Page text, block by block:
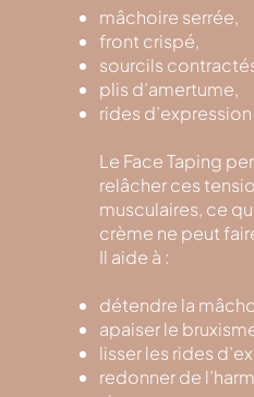
mâchoire serrée,
front crispé,
sourcils
plis d’amertume,
rides
Le Face Taping
relâcher ces
musculaires, ce
crème ne peut
Il aide à :
détendre la
apaiser le
lisser les rides
redonner de